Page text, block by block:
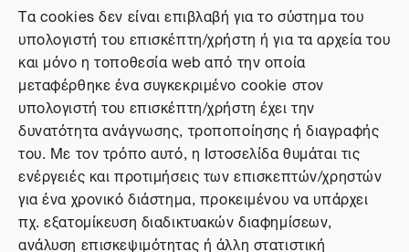
Τα cookies δεν είναι επιβλαβή για το σύστημα του
υπολογιστή του επισκέπτη/χρήστη ή για τα αρχεία του
και μόνο η τοποθεσία web από την οποία
μεταφέρθηκε ένα συγκεκριμένο cookie στον
υπολογιστή του επισκέπτη/χρήστη έχει την
δυνατότητα ανάγνωσης, τροποποίησης ή διαγραφής
του. Με τον τρόπο αυτό, η Ιστοσελίδα θυμάται τις
ενέργειές και προτιμήσεις των επισκεπτών/χρηστών
για ένα χρονικό διάστημα, προκειμένου να υπάρχει
πχ. εξατομίκευση διαδικτυακών διαφημίσεων,
ανάλυση επισκεψιμότητας ή άλλη στατιστική